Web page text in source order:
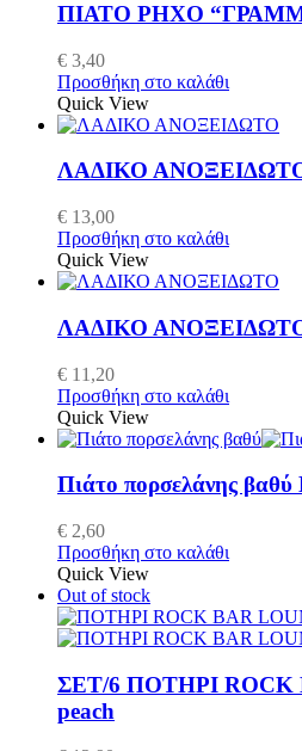
ΠΙΑΤΟ ΡΗΧΟ
€ 3,40
Προσθήκη στο καλάθι
Quick View
ΛΑΔΙΚΟ
€ 13,00
Προσθήκη στο καλάθι
Quick View
ΛΑΔΙΚΟ
€ 11,20
Προσθήκη στο καλάθι
Quick View
Πιάτο πορσελάνης
€ 2,60
Προσθήκη στο καλάθι
Quick View
Out of stock
ΣΕΤ/6 ΠΟΤΗΡΙ ROCK
peach